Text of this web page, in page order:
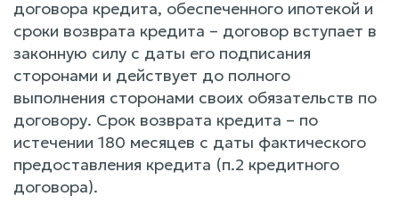
договора кредита, обеспеченного ипотекой и
сроки возврата кредита – договор вступает в
законную силу с даты его подписания
сторонами и действует до полного
выполнения сторонами своих обязательств по
договору. Срок возврата кредита – по
истечении 180 месяцев с даты фактического
предоставления кредита (п.2 кредитного
договора).